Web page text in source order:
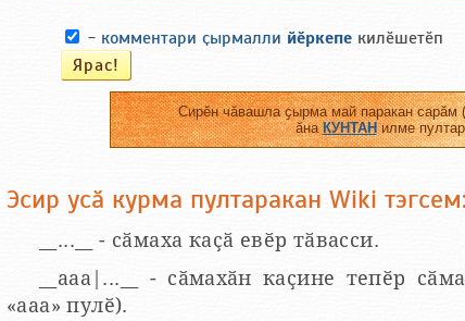
- комментари ҫырмалли йӗркепе килӗшетӗп
Сирӗн чӑвашла ҫырма май паракан сарӑм
ӑнаКУНТАНилме
Эсир усӑ курма пултаракан Wiki тэгсем:
__...__ - сӑмаха каҫӑ евӗр тӑвасси.
__aaa|...__ - сӑмахӑн каҫине тепӗр
«ааа» пулӗ).